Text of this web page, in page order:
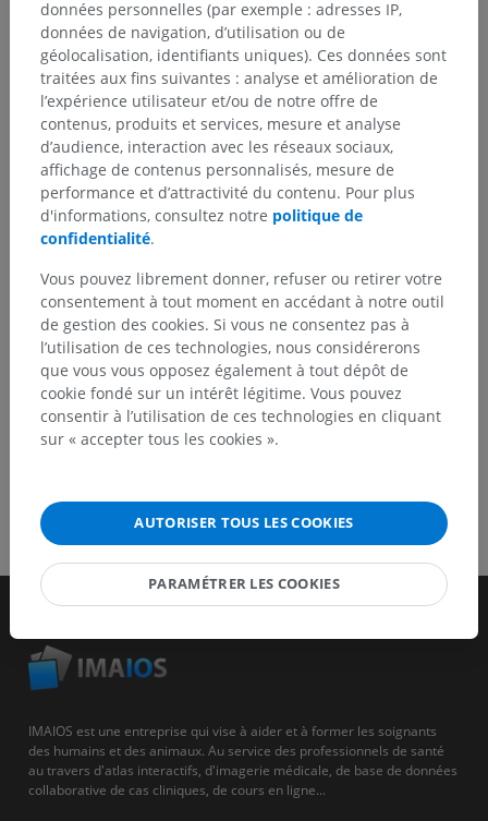
Traductions
Vous avez vu une erreur ?
N’hésitez pas à nous suggérer une correction, une
traduction, une amélioration de contenu.
TÉLÉCHARGEZ L'APPLI
IMAIOS est une entreprise qui vise à aider et à former les soignants
des humains et des animaux. Au service des professionnels de santé
au travers d'atlas interactifs, d'imagerie médicale, de base de données
collaborative de cas cliniques, de cours en ligne...
données personnelles (par exemple : adresses IP,
données de navigation, d’utilisation ou de
géolocalisation, identifiants uniques). Ces données sont
traitées aux fins suivantes : analyse et amélioration de
l’expérience utilisateur et/ou de notre offre de
contenus, produits et services, mesure et analyse
d’audience, interaction avec les réseaux sociaux,
affichage de contenus personnalisés, mesure de
performance et d’attractivité du contenu. Pour plus
d'informations, consultez notre politique de
confidentialité.
Vous pouvez librement donner, refuser ou retirer votre
consentement à tout moment en accédant à notre outil
de gestion des cookies. Si vous ne consentez pas à
l’utilisation de ces technologies, nous considérerons
que vous vous opposez également à tout dépôt de
cookie fondé sur un intérêt légitime. Vous pouvez
consentir à l’utilisation de ces technologies en cliquant
sur « accepter tous les cookies ».
AUTORISER TOUS LES COOKIES
PARAMÉTRER LES COOKIES